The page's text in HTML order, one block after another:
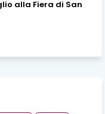
alla Fiera di San